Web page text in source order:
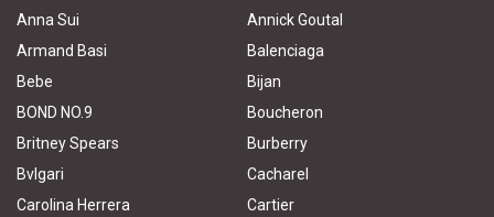
Anna Sui
Annick Goutal
Armand Basi
Balenciaga
Bebe
Bijan
BOND NO.9
Boucheron
Britney Spears
Burberry
Bvlgari
Cacharel
Carolina Herrera
Cartier